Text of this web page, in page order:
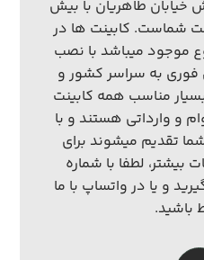
خیابان طاهریان با بیش
شماست. کابینت ها در
موجود میباشد با نصب
فوری به سراسر کشور و
مناسب همه کابینت
و وارداتی هستند و با
تقدیم میشوند برای
بیشتر، لطفا با شماره
تماس بگیرید و یا در واتساپ با ما
باشید.